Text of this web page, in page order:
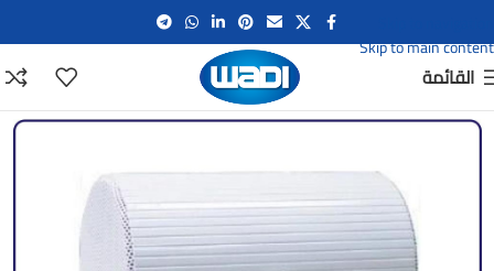
Skip to main content
القائمة